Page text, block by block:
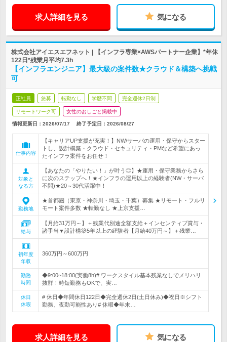
求人詳細を見る 気になる
株式会社アイエスエフネット | 【インフラ専業×AWSパートナー企業】*年休
122日*残業月平均7.3h
【インフラエンジニア】最大級の案件数★クラウド＆構築へ挑戦
可
正社員 急募 転勤なし 学歴不問 完全週休2日制
リモートワーク可 女性のおしごと掲載中
情報更新日：2026/07/17 終了予定日： 2026/08/27
仕事内容
【キャリアUP支援が充実！】NW/サーバの運用・保守からスター
トし、設計構築・クラウド・セキュリティ・PMなど希望にあっ
たインフラ案件をお任せ！
対象と
なる方
【あなたの「やりたい！」が叶う◎】★運用・保守業務からさら
に次のステップへ！★インフラの運用以上の経験者(NW・サーバ
不問)★20～30代活躍中！
勤務地
★首都圏（東京・神奈川・埼玉・千葉）募集 ★リモート・フルリ
モート案件多数 ★転勤なし ★上京支援…
給与
【月給31万円～】＋残業代別途全額支給＋インセンティブ賞与・
諸手当▼設計構築5年以上の経験者【月給40万円～】＋残業…
初年度
年収
360万円～600万円
勤務
時間
◆9:00~18:00(実働8h)# ワークスタイル基本残業なしでメリハリ
抜群！時短勤務もOKで、実…
休日
休暇
# 休日◆年間休日122日◆完全週休2日(土日休み)◆祝日※シフト
勤務、夜勤可能性あり# 休暇◆年末…
求人詳細を見る 気になる